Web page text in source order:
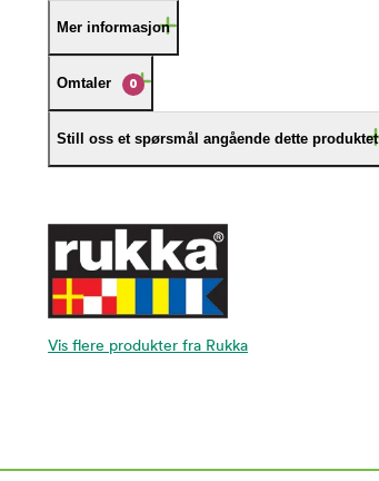
Mer informasjon
Omtaler 0
Still oss et spørsmål angående dette produktet
Vis flere produkter fra Rukka